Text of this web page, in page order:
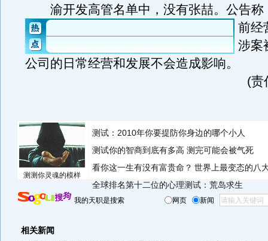
渝开发高管名单中，没有张喆。 公告称
前经
涉案
公司的日常经营和发展不会造成影响。
(责
测测你灵魂的模样
测试：2010年你要提防你身边的哪个小人
测试你的智商到底有多高 测完可能会被气死
看你这一生有没有富贵命？ 世界上最变态的八
全球排名第十二位的心理测试：荒岛求生
我的天职是搜索 网页 新闻
相关新闻